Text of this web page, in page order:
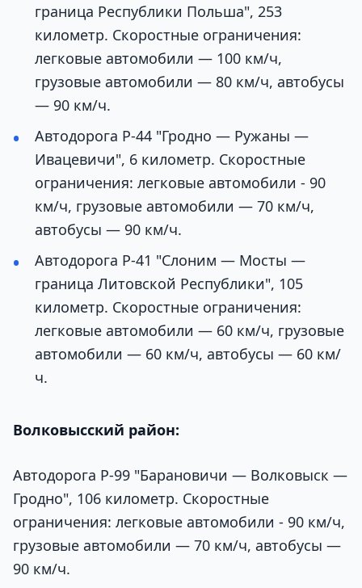
граница Республики Польша", 253
километр. Скоростные ограничения:
легковые автомобили — 100 км/ч,
грузовые автомобили — 80 км/ч, автобусы
— 90 км/ч.
Автодорога Р-44 "Гродно — Ружаны —
Ивацевичи", 6 километр. Скоростные
ограничения: легковые автомобили - 90
км/ч, грузовые автомобили — 70 км/ч,
автобусы — 90 км/ч.
Автодорога Р-41 "Слоним — Мосты —
граница Литовской Республики", 105
километр. Скоростные ограничения:
легковые автомобили — 60 км/ч, грузовые
автомобили — 60 км/ч, автобусы — 60 км/
ч.
Волковысский район:
Автодорога Р-99 "Барановичи — Волковыск —
Гродно", 106 километр. Скоростные
ограничения: легковые автомобили - 90 км/ч,
грузовые автомобили — 70 км/ч, автобусы —
90 км/ч.